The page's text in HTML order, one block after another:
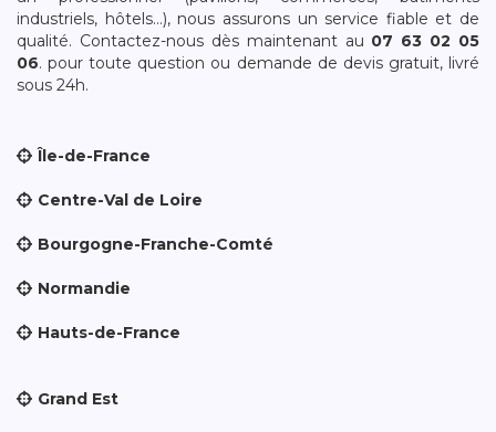
industriels, hôtels…), nous assurons un service fiable et de
qualité. Contactez-nous dès maintenant au 07 63 02 05
06. pour toute question ou demande de devis gratuit, livré
sous 24h.
Île-de-France
Centre-Val de Loire
Bourgogne-Franche-Comté
Normandie
Hauts-de-France
Grand Est